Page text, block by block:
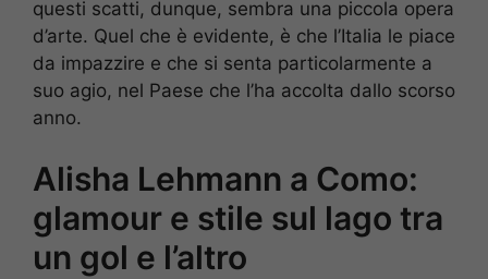
questi scatti, dunque, sembra una piccola opera
d’arte. Quel che è evidente, è che l’Italia le piace
da impazzire e che si senta particolarmente a
suo agio, nel Paese che l’ha accolta dallo scorso
anno.
Alisha Lehmann a Como:
glamour e stile sul lago tra
un gol e l’altro